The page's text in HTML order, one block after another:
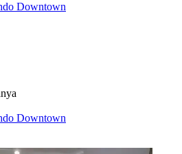
Downtown
Downtown